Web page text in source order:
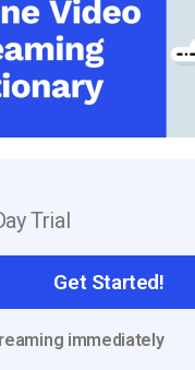
Trial
Get Started!
immediately